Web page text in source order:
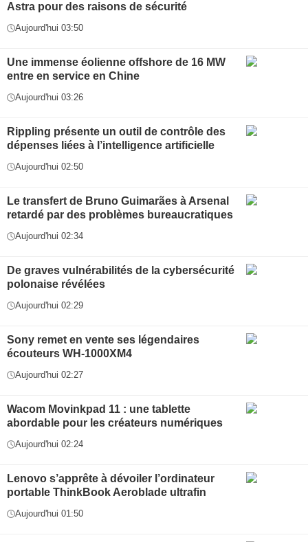
Astra pour des raisons de sécurité
Aujourd'hui 03:50
Une immense éolienne offshore de 16 MW
entre en service en Chine
Aujourd'hui 03:26
Rippling présente un outil de contrôle des
dépenses liées à l’intelligence artificielle
Aujourd'hui 02:50
Le transfert de Bruno Guimarães à Arsenal
retardé par des problèmes bureaucratiques
Aujourd'hui 02:34
De graves vulnérabilités de la cybersécurité
polonaise révélées
Aujourd'hui 02:29
Sony remet en vente ses légendaires
écouteurs WH-1000XM4
Aujourd'hui 02:27
Wacom Movinkpad 11 : une tablette
abordable pour les créateurs numériques
Aujourd'hui 02:24
Lenovo s’apprête à dévoiler l’ordinateur
portable ThinkBook Aeroblade ultrafin
Aujourd'hui 01:50